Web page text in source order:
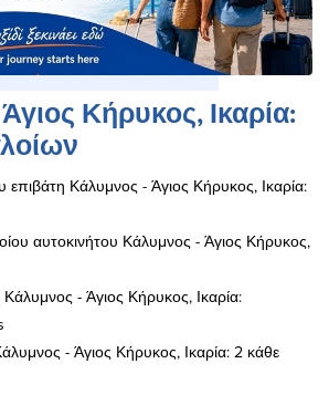
Κήρυκος, Ικαρία:
επιβάτη Κάλυμνος - Άγιος Κήρυκος, Ικαρία:
αυτοκινήτου Κάλυμνος - Άγιος Κήρυκος,
Κάλυμνος - Άγιος Κήρυκος, Ικαρία:
- Άγιος Κήρυκος, Ικαρία: 2 κάθε